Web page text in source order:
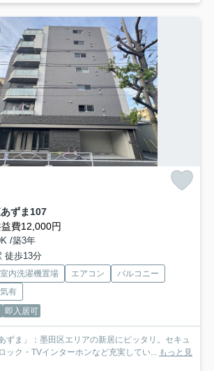
ずま107
費12,000円
/築3年
徒歩13分
室内洗濯機置場 エアコン
バルコニー
有
即入居可
ずま」：墨田区エリアの新居にピッタリ。セキュ
ック・TVインターホンなど充実してい... もっと見